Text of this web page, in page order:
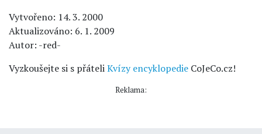
Vytvořeno: 14. 3. 2000
Aktualizováno: 6. 1. 2009
Autor: -red-
Vyzkoušejte si s přáteliKvízy encyklopedie CoJeCo.cz!
Reklama: